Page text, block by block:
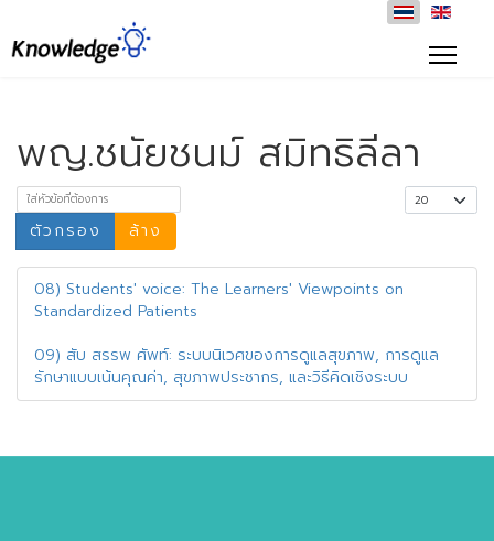
พญ.ชนัยชนม์ สมิทธิลีลา
ใส่หัวข้อที่ต้องการ
ตัวกรอง
ล้าง
แสดง #
08) Students' voice: The Learners' Viewpoints on
Standardized Patients
09) สับ สรรพ ศัพท์: ระบบนิเวศของการดูแลสุขภาพ, การดูแล
รักษาแบบเน้นคุณค่า, สุขภาพประชากร, และวิธีคิดเชิงระบบ